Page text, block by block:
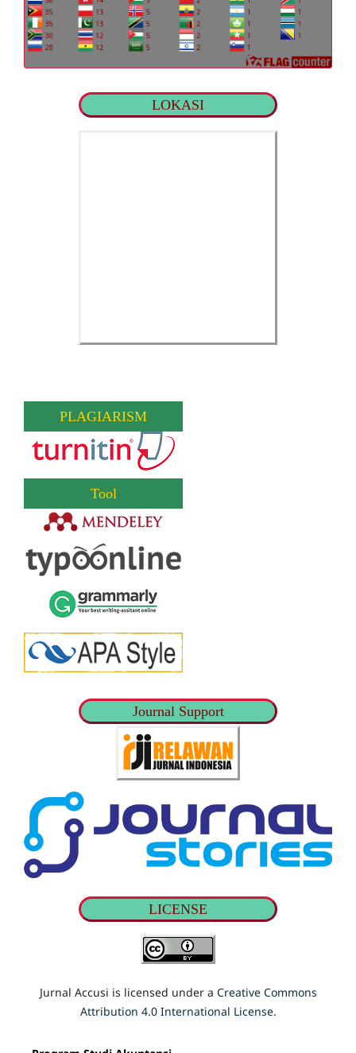
LOKASI
PLAGIARISM
Tool
Journal Support
LICENSE
Jurnal Accusi is licensed under a Creative Commons
Attribution 4.0 International License.